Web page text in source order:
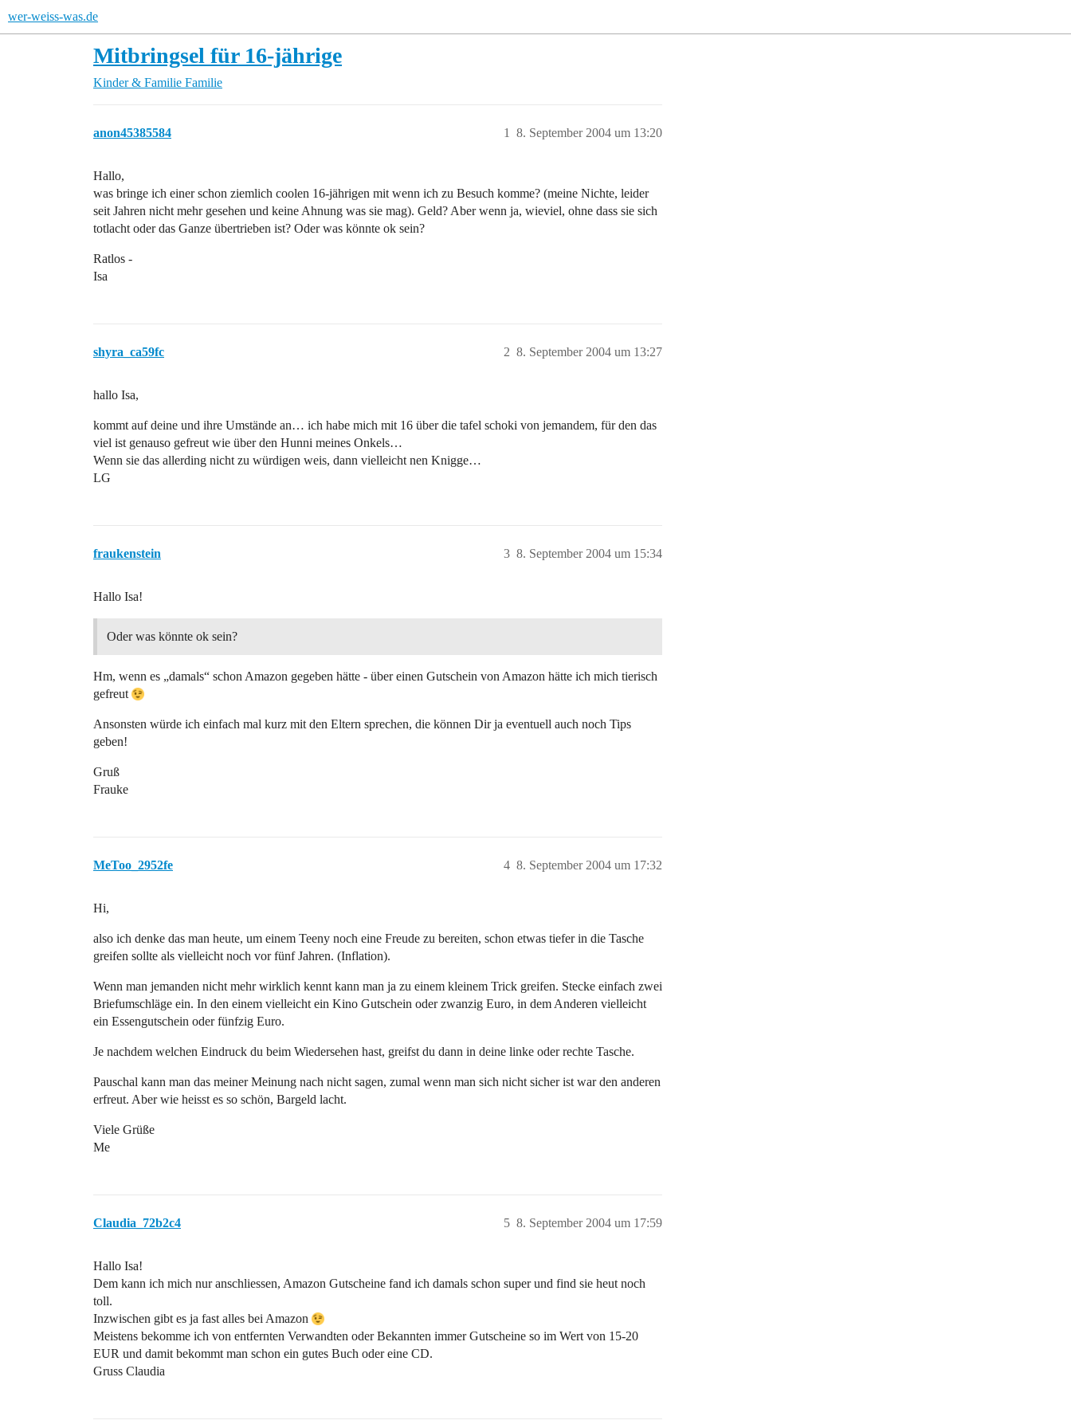
wer-weiss-was.de
Mitbringsel für 16-jährige
Kinder & Familie Familie
anon45385584 8. September 2004 um 13:20
1
Hallo,
was bringe ich einer schon ziemlich coolen 16-jährigen mit wenn ich zu Besuch komme? (meine Nichte, leider
seit Jahren nicht mehr gesehen und keine Ahnung was sie mag). Geld? Aber wenn ja, wieviel, ohne dass sie sich
totlacht oder das Ganze übertrieben ist? Oder was könnte ok sein?
Ratlos -
Isa
shyra_ca59fc 8. September 2004 um 13:27
2
hallo Isa,
kommt auf deine und ihre Umstände an… ich habe mich mit 16 über die tafel schoki von jemandem, für den das
viel ist genauso gefreut wie über den Hunni meines Onkels…
Wenn sie das allerding nicht zu würdigen weis, dann vielleicht nen Knigge…
LG
fraukenstein 8. September 2004 um 15:34
3
Hallo Isa!
Oder was könnte ok sein?
Hm, wenn es „damals“ schon Amazon gegeben hätte - über einen Gutschein von Amazon hätte ich mich tierisch
gefreut
Ansonsten würde ich einfach mal kurz mit den Eltern sprechen, die können Dir ja eventuell auch noch Tips
geben!
Gruß
Frauke
MeToo_2952fe 8. September 2004 um 17:32
4
Hi,
also ich denke das man heute, um einem Teeny noch eine Freude zu bereiten, schon etwas tiefer in die Tasche
greifen sollte als vielleicht noch vor fünf Jahren. (Inflation).
Wenn man jemanden nicht mehr wirklich kennt kann man ja zu einem kleinem Trick greifen. Stecke einfach zwei
Briefumschläge ein. In den einem vielleicht ein Kino Gutschein oder zwanzig Euro, in dem Anderen vielleicht
ein Essengutschein oder fünfzig Euro.
Je nachdem welchen Eindruck du beim Wiedersehen hast, greifst du dann in deine linke oder rechte Tasche.
Pauschal kann man das meiner Meinung nach nicht sagen, zumal wenn man sich nicht sicher ist war den anderen
erfreut. Aber wie heisst es so schön, Bargeld lacht.
Viele Grüße
Me
Claudia_72b2c4 8. September 2004 um 17:59
5
Hallo Isa!
Dem kann ich mich nur anschliessen, Amazon Gutscheine fand ich damals schon super und find sie heut noch
toll.
Inzwischen gibt es ja fast alles bei Amazon
Meistens bekomme ich von entfernten Verwandten oder Bekannten immer Gutscheine so im Wert von 15-20
EUR und damit bekommt man schon ein gutes Buch oder eine CD.
Gruss Claudia